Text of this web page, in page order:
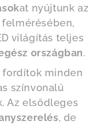
at nyújtunk az
világítás teljes
országban.
minden
színvonalú
Az elsődleges
, de